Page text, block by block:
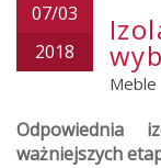
07/03
2018
Meble
Odpowiednia
ważniejszych